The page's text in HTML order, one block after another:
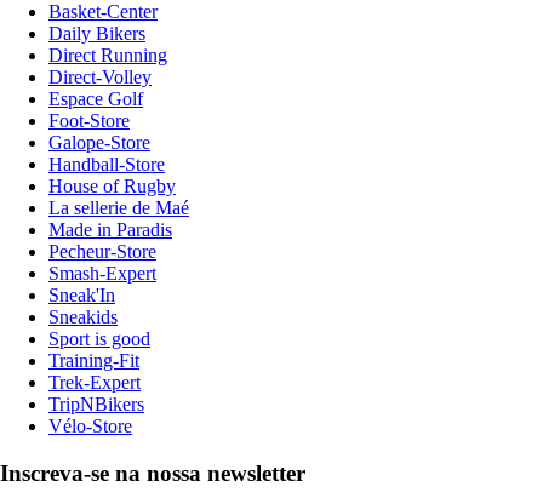
Basket-Center
Daily Bikers
Direct Running
Direct-Volley
Espace Golf
Foot-Store
Galope-Store
Handball-Store
House of Rugby
La sellerie de Maé
Made in Paradis
Pecheur-Store
Smash-Expert
Sneak'In
Sneakids
Sport is good
Training-Fit
Trek-Expert
TripNBikers
Vélo-Store
Inscreva-se na nossa newsletter